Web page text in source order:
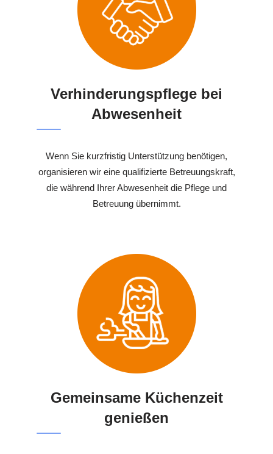
Verhinderungspflege bei
Abwesenheit
Wenn Sie kurzfristig Unterstützung benötigen,
organisieren wir eine qualifizierte Betreuungskraft,
die während Ihrer Abwesenheit die Pflege und
Betreuung übernimmt.
Gemeinsame Küchenzeit
genießen